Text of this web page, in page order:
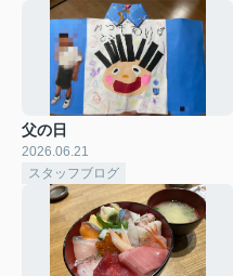
父の日
2026.06.21
スタッフブログ